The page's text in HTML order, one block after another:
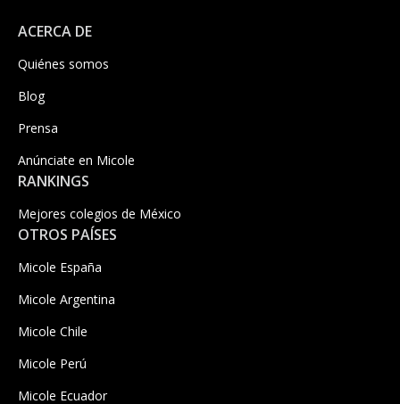
ACERCA DE
Quiénes somos
Blog
Prensa
Anúnciate en Micole
RANKINGS
Mejores colegios de México
OTROS PAÍSES
Micole España
Micole Argentina
Micole Chile
Micole Perú
Micole Ecuador